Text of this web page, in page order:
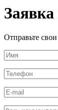
Отправьте